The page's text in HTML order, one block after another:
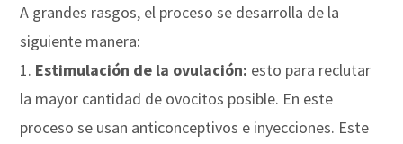
A grandes rasgos, el proceso se desarrolla de la
siguiente manera:
Estimulación de la ovulación: esto para reclutar
la mayor cantidad de ovocitos posible. En este
proceso se usan anticonceptivos e inyecciones. Este